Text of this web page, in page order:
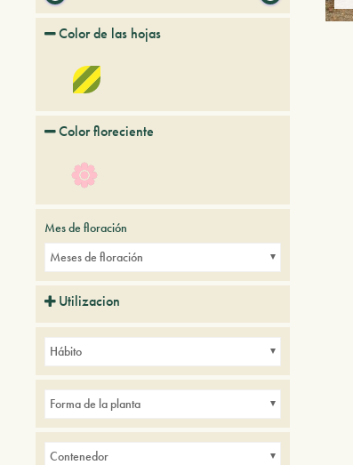
Color de las hojas
Color floreciente
Mes de floración
Meses de floración
Utilizacion
Hábito
Forma de la planta
Contenedor